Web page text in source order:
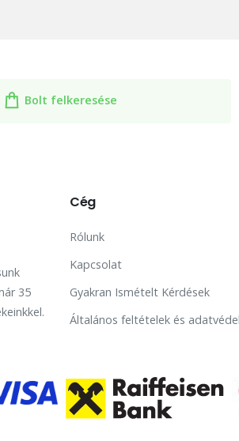
Bolt felkeresése
35
Cég
Rólunk
Kapcsolat
Gyakran Ismételt Kérdések
Általános feltételek és